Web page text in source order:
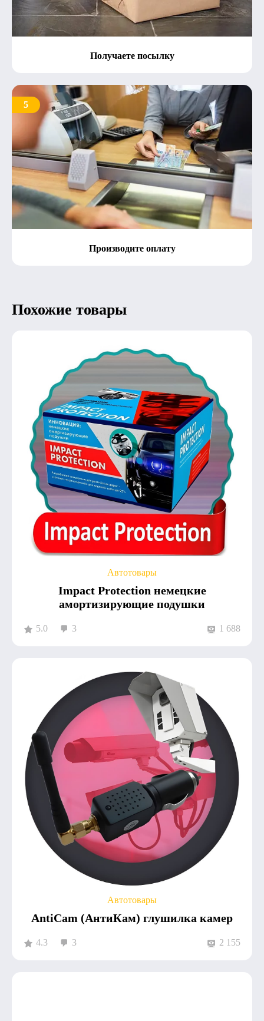
Получаете посылку
5
Производите оплату
Похожие товары
Автотовары
Impact Protection немецкие
амортизирующие подушки
5.0 3 1 688
Автотовары
AntiCam (АнтиКам) глушилка камер
4.3 3 2 155